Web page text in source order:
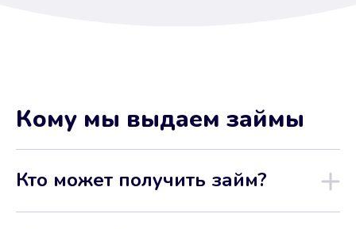
Кому мы выдаем займы
Кто может получить займ?